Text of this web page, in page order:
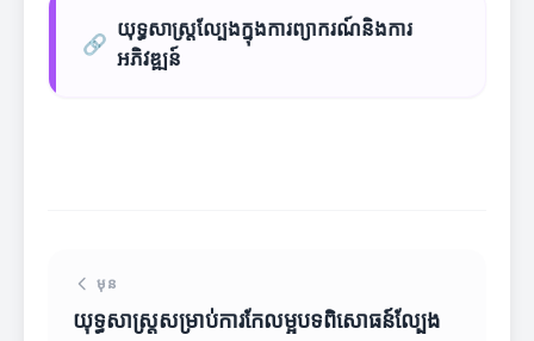
🔗
យុទ្ធសាស្ត្រល្បែងក្នុងការព្យាករណ៍និងការ
អភិវឌ្ឍន៍
មុន
យុទ្ធសាស្ត្រសម្រាប់ការកែលម្អបទពិសោធន៍ល្បែង